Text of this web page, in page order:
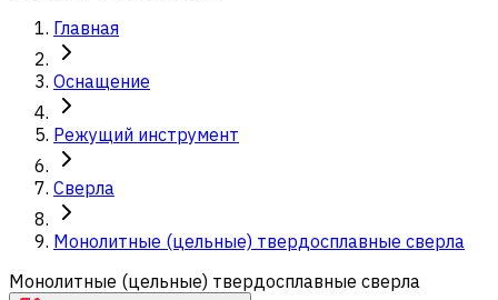
Главная
Оснащение
Режущий инструмент
Сверла
Монолитные (цельные) твердосплавные сверла
Монолитные (цельные) твердосплавные сверла